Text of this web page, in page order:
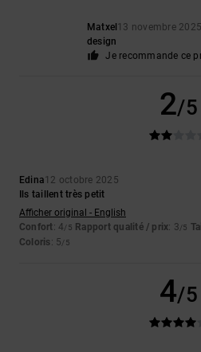
Matxel 13 novembre 2025
design
Je recommande ce
2/5
Edina12 octobre 2025
Ils taillent très petit
Afficher original - English
Confort: 4/5 Rapport qualité / prix: 3/5
Coloris: 5/5
4/5